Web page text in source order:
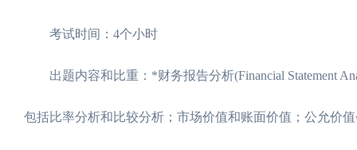
考试时间：4个小时
出题内容和比重：*财务报告分析(Financial Statement
包括比率分析和比较分析；市场价值和账面价值；公允价